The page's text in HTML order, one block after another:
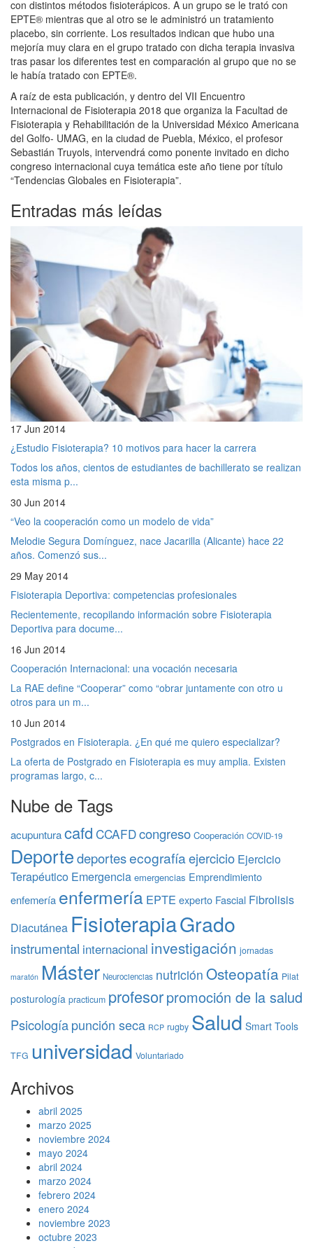
con distintos métodos fisioterápicos. A un grupo se le trató con
EPTE® mientras que al otro se le administró un tratamiento
placebo, sin corriente. Los resultados indican que hubo una
mejoría muy clara en el grupo tratado con dicha terapia invasiva
tras pasar los diferentes test en comparación al grupo que no se
le había tratado con EPTE®.
A raíz de esta publicación, y dentro del VII Encuentro
Internacional de Fisioterapia 2018 que organiza la Facultad de
Fisioterapia y Rehabilitación de la Universidad México Americana
del Golfo- UMAG, en la ciudad de Puebla, México, el profesor
Sebastián Truyols, intervendrá como ponente invitado en dicho
congreso internacional cuya temática este año tiene por título
“Tendencias Globales en Fisioterapia”.
Entradas más leídas
17 Jun 2014
¿Estudio Fisioterapia? 10 motivos para hacer la carrera
Todos los años, cientos de estudiantes de bachillerato se realizan
esta misma p...
30 Jun 2014
“Veo la cooperación como un modelo de vida”
Melodie Segura Domínguez, nace Jacarilla (Alicante) hace 22
años. Comenzó sus...
29 May 2014
Fisioterapia Deportiva: competencias profesionales
Recientemente, recopilando información sobre Fisioterapia
Deportiva para docume...
16 Jun 2014
Cooperación Internacional: una vocación necesaria
La RAE define “Cooperar” como “obrar juntamente con otro u
otros para un m...
10 Jun 2014
Postgrados en Fisioterapia. ¿En qué me quiero especializar?
La oferta de Postgrado en Fisioterapia es muy amplia. Existen
programas largo, c...
Nube de Tags
acupunturacafd CCAFDcongreso Cooperación COVID-19
Deportedeportesecografíaejercicio Ejercicio
Terapéutico Emergencia emergencias Emprendimiento
enfemería enfermería EPTE experto Fascial Fibrolisis
Diacutánea FisioterapiaGrado
instrumental internacional investigación jornadas
maratón Máster Neurociencias nutrición Osteopatía Pilat
posturología practicum profesorpromoción de la salud
Psicologíapunción seca RCP rugby Salud Smart Tools
TFG universidad Voluntariado
Archivos
abril 2025
marzo 2025
noviembre 2024
mayo 2024
abril 2024
marzo 2024
febrero 2024
enero 2024
noviembre 2023
octubre 2023